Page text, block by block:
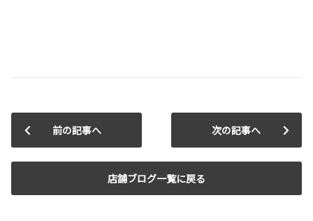
前の記事へ
店舗ブログ一覧に戻る
次の記事へ